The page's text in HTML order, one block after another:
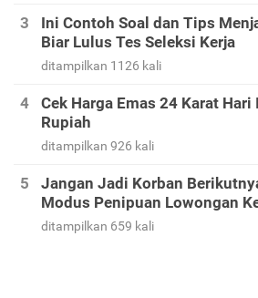
Ini Contoh Soal dan Tips
Biar Lulus Tes Seleksi Kerja
ditampilkan 1126 kali
Cek Harga Emas 24 Karat
Rupiah
ditampilkan 926 kali
Jangan Jadi Korban
Modus Penipuan Lowongan
ditampilkan 659 kali